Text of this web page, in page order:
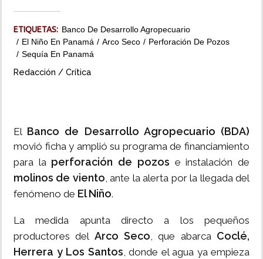
ETIQUETAS: Banco De Desarrollo Agropecuario
El Niño En Panamá
Arco Seco
Perforación De Pozos
Sequía En Panamá
Redacción / Crítica
El Banco de Desarrollo Agropecuario (BDA)
movió ficha y amplió su programa de financiamiento
para la perforación de pozos e instalación de
molinos de viento, ante la alerta por la llegada del
fenómeno de El Niño.
La medida apunta directo a los pequeños
productores del Arco Seco, que abarca Coclé,
Herrera y Los Santos, donde el agua ya empieza